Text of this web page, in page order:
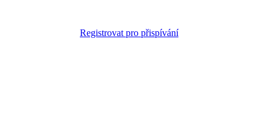
Registrovat pro přispívání